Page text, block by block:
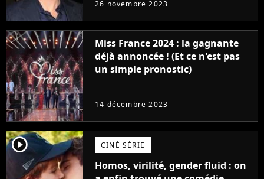
26 novembre 2023
Miss France 2024 : la gagnante
déjà annoncée ! (Et ce n'est pas
un simple pronostic)
14 décembre 2023
player2 CINÉ SÉRIE
Homos, virilité, gender fluid : on